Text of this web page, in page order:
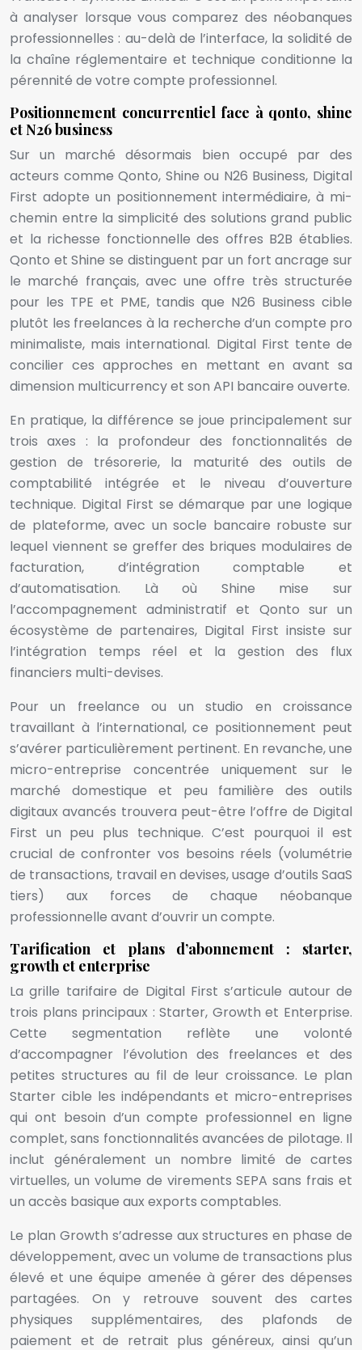
à analyser lorsque vous comparez des néobanques
professionnelles : au-delà de l’interface, la solidité de
la chaîne réglementaire et technique conditionne la
pérennité de votre compte professionnel.
Positionnement concurrentiel face à qonto, shine
et N26 business
Sur un marché désormais bien occupé par des
acteurs comme Qonto, Shine ou N26 Business, Digital
First adopte un positionnement intermédiaire, à mi-
chemin entre la simplicité des solutions grand public
et la richesse fonctionnelle des offres B2B établies.
Qonto et Shine se distinguent par un fort ancrage sur
le marché français, avec une offre très structurée
pour les TPE et PME, tandis que N26 Business cible
plutôt les freelances à la recherche d’un compte pro
minimaliste, mais international. Digital First tente de
concilier ces approches en mettant en avant sa
dimension multicurrency et son API bancaire ouverte.
En pratique, la différence se joue principalement sur
trois axes : la profondeur des fonctionnalités de
gestion de trésorerie, la maturité des outils de
comptabilité intégrée et le niveau d’ouverture
technique. Digital First se démarque par une logique
de plateforme, avec un socle bancaire robuste sur
lequel viennent se greffer des briques modulaires de
facturation, d’intégration comptable et
d’automatisation. Là où Shine mise sur
l’accompagnement administratif et Qonto sur un
écosystème de partenaires, Digital First insiste sur
l’intégration temps réel et la gestion des flux
financiers multi-devises.
Pour un freelance ou un studio en croissance
travaillant à l’international, ce positionnement peut
s’avérer particulièrement pertinent. En revanche, une
micro-entreprise concentrée uniquement sur le
marché domestique et peu familière des outils
digitaux avancés trouvera peut-être l’offre de Digital
First un peu plus technique. C’est pourquoi il est
crucial de confronter vos besoins réels (volumétrie
de transactions, travail en devises, usage d’outils SaaS
tiers) aux forces de chaque néobanque
professionnelle avant d’ouvrir un compte.
Tarification et plans d’abonnement : starter,
growth et enterprise
La grille tarifaire de Digital First s’articule autour de
trois plans principaux : Starter, Growth et Enterprise.
Cette segmentation reflète une volonté
d’accompagner l’évolution des freelances et des
petites structures au fil de leur croissance. Le plan
Starter cible les indépendants et micro-entreprises
qui ont besoin d’un compte professionnel en ligne
complet, sans fonctionnalités avancées de pilotage. Il
inclut généralement un nombre limité de cartes
virtuelles, un volume de virements SEPA sans frais et
un accès basique aux exports comptables.
Le plan Growth s’adresse aux structures en phase de
développement, avec un volume de transactions plus
élevé et une équipe amenée à gérer des dépenses
partagées. On y retrouve souvent des cartes
physiques supplémentaires, des plafonds de
paiement et de retrait plus généreux, ainsi qu’un